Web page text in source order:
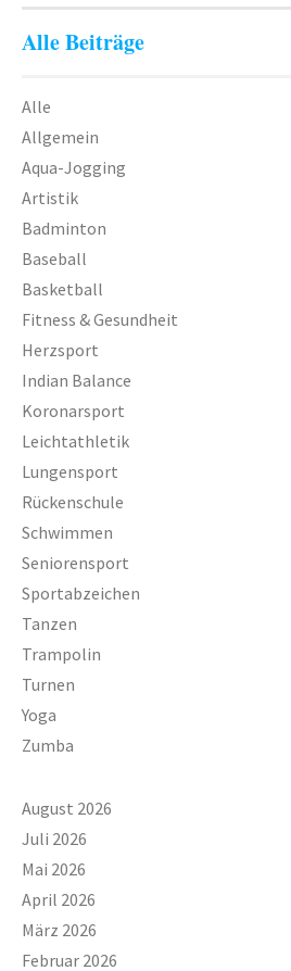
Schwimmen lernen
Seepferdchen
Seniorensport
Trampolin
Zumba
TV 1872 Saarlouis e.V.
Turnrat
Mitgliedschaft
Kontakt
Datenschutzerklärung
Impressum
Datenschutzerklärung
Alle Beiträge
Alle
Allgemein
Aqua-Jogging
Artistik
Badminton
Baseball
Basketball
Fitness & Gesundheit
Herzsport
Indian Balance
Koronarsport
Leichtathletik
Lungensport
Rückenschule
Schwimmen
Seniorensport
Sportabzeichen
Tanzen
Trampolin
Turnen
Yoga
Zumba
August 2026
Juli 2026
Mai 2026
April 2026
März 2026
Februar 2026